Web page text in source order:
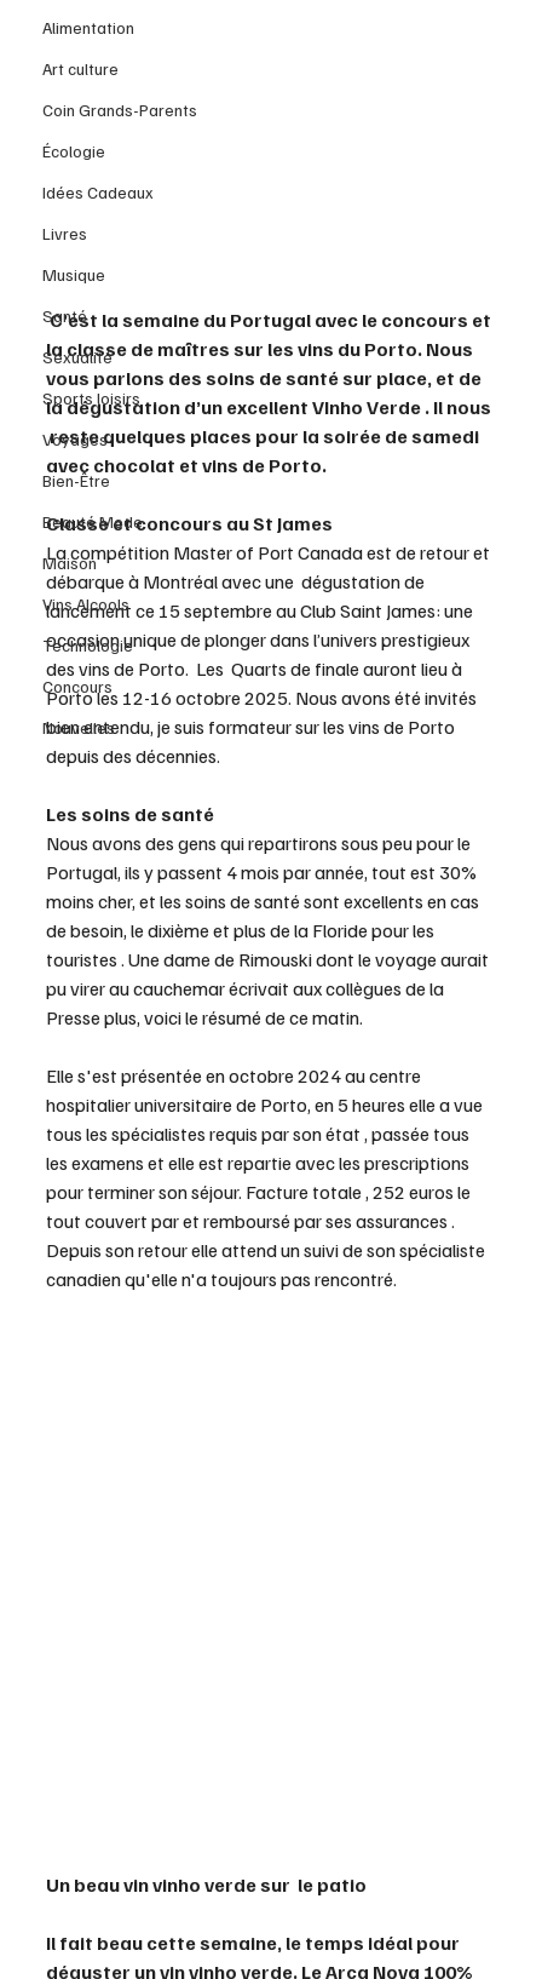
Alimentation
Art culture
Coin Grands-Parents
Écologie
Idées Cadeaux
Livres
Musique
Santé
Sexualité
Sports loisirs
Voyages
Bien-Être
Beauté Mode
Maison
Vins Alcools
Technologie
Concours
Nouvelles
C’est la semaine du Portugal avec le concours et
la classe de maîtres sur les vins du Porto. Nous
vous parlons des soins de santé sur place, et de
la dégustation d’un excellent VInho Verde . Il nous
reste quelques places pour la soirée de samedi
avec chocolat et vins de Porto.
Classe et concours au St James
La compétition Master of Port Canada est de retour et
débarque à Montréal avec une  dégustation de
lancement ce 15 septembre au Club Saint James: une
occasion unique de plonger dans l’univers prestigieux
des vins de Porto.  Les  Quarts de finale auront lieu à
Porto les 12-16 octobre 2025. Nous avons été invités
bien entendu, je suis formateur sur les vins de Porto
depuis des décennies.
Les soins de santé
Nous avons des gens qui repartirons sous peu pour le
Portugal, ils y passent 4 mois par année, tout est 30%
moins cher, et les soins de santé sont excellents en cas
de besoin, le dixième et plus de la Floride pour les
touristes . Une dame de Rimouski dont le voyage aurait
pu virer au cauchemar écrivait aux collègues de la
Presse plus, voici le résumé de ce matin.
Elle s'est présentée en octobre 2024 au centre
hospitalier universitaire de Porto, en 5 heures elle a vue
tous les spécialistes requis par son état , passée tous
les examens et elle est repartie avec les prescriptions
pour terminer son séjour. Facture totale , 252 euros le
tout couvert par et remboursé par ses assurances .
Depuis son retour elle attend un suivi de son spécialiste
canadien qu'elle n'a toujours pas rencontré.
Un beau vin vinho verde sur  le patio
Il fait beau cette semaine, le temps idéal pour
déguster un vin vinho verde. Le Arca Nova 100%